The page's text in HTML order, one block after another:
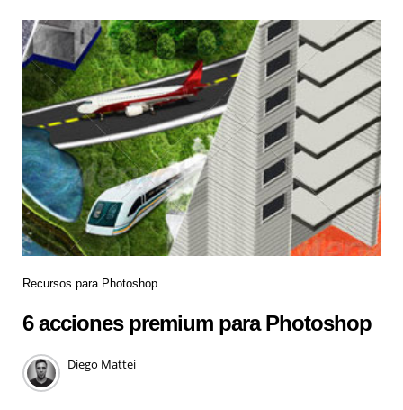
Recursos para Photoshop
6 acciones premium para Photoshop
Diego Mattei